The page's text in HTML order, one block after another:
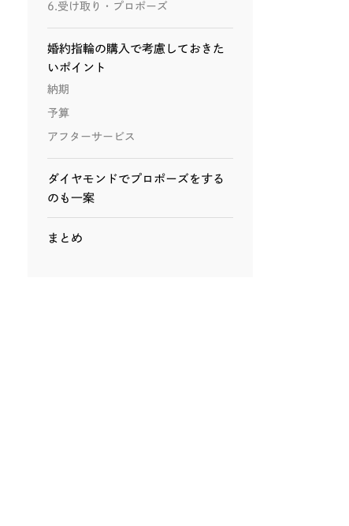
6.受け取り・プロポーズ
婚約指輪の購入で考慮しておきた
いポイント
納期
予算
アフターサービス
ダイヤモンドでプロポーズをする
のも一案
まとめ